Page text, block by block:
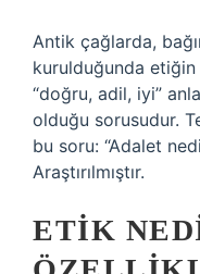
Antik çağlarda,
kurulduğunda
“doğru, adil, iyi”
olduğu sorusudur.
bu soru: “Adalet
Araştırılmıştır.
ETIK